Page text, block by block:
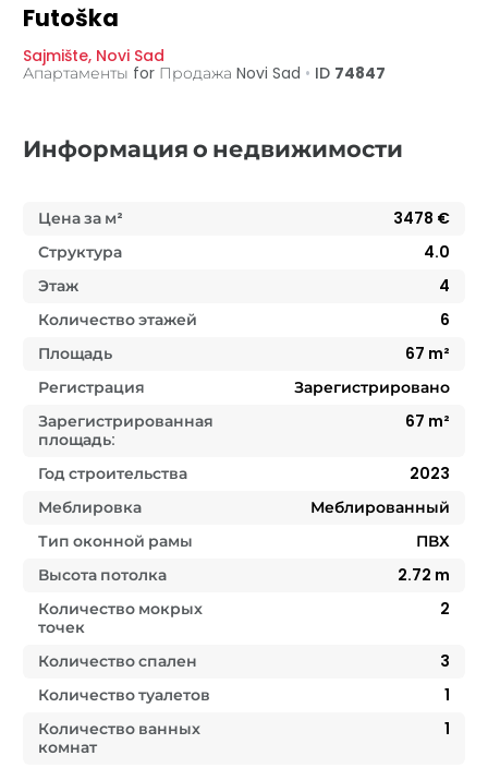
Futoška
Sajmište, Novi Sad
Апартаменты for Продажа Novi Sad • ID 74847
Информация о недвижимости
Цена за м² 3478 €
Структура
4.0
Этаж
4
Количество этажей
6
Площадь
67 m²
Регистрация
Зарегистрировано
Зарегистрированная
площадь:
67 m²
Год строительства
2023
Меблировка
Меблированный
Тип оконной рамы
ПВХ
Высота потолка
2.72 m
Количество мокрых
точек
2
Количество спален
3
Количество туалетов
1
Количество ванных
комнат
1